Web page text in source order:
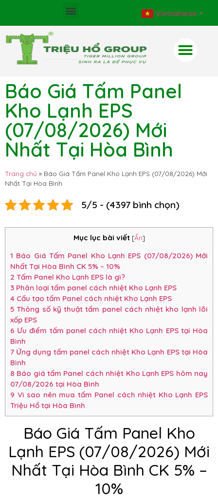
Vietnamese ▼
Báo Giá Tấm Panel
Kho Lạnh EPS
(07/08/2026) Mới
Nhất Tại Hòa Bình
Trang chủ » Báo Giá Tấm Panel Kho Lạnh EPS (07/08/2026) Mới
Nhất Tại Hòa Bình
5/5 - (4397 bình chọn)
Mục lục bài viết [Ẩn]
1 Báo Giá Tấm Panel Kho Lạnh EPS (07/08/2026) Mới
Nhất Tại Hòa Bình CK 5% – 10%
2 Tấm Panel Kho Lạnh EPS là gì?
3 Phân loại tấm panel cách nhiệt Kho Lạnh EPS
4 Cấu tạo tấm Panel cách nhiệt Kho Lạnh EPS
5 Thông số kỹ thuật tấm panel cách nhiệt kho lạnh lõi
xốp EPS
6 Ưu điểm tấm panel cách nhiệt Kho Lạnh EPS tại Hòa
Bình
7 Ứng dụng tấm panel cách nhiệt Kho Lạnh EPS tại Hòa
Bình
8 Báo giá tấm Panel cách nhiệt Kho Lạnh EPS hôm nay
07/08/2026 tại Hòa Bình
9 Vì sao nên mua tấm Panel cách nhiệt Kho Lạnh EPS
Triệu Hổ tại Hòa Bình
Báo Giá Tấm Panel Kho
Lạnh EPS (07/08/2026) Mới
Nhất Tại Hòa Bình CK 5% –
10%